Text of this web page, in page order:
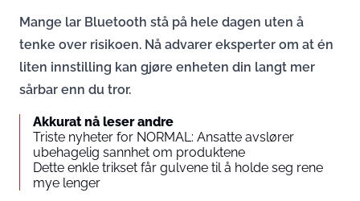
Mange lar Bluetooth stå på hele dagen uten å
tenke over risikoen. Nå advarer eksperter om at én
liten innstilling kan gjøre enheten din langt mer
sårbar enn du tror.
Akkurat nå leser andre
Triste nyheter for NORMAL: Ansatte avslører
ubehagelig sannhet om produktene
Dette enkle trikset får gulvene til å holde seg rene
mye lenger